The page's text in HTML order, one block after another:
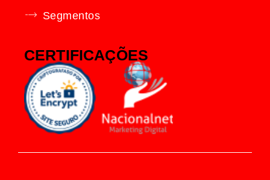
Segmentos
CERTIFICAÇÕES